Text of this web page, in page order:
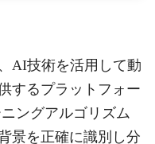
AI技術を活用して動
するプラットフォー
ングアルゴリズム
景を正確に識別し分